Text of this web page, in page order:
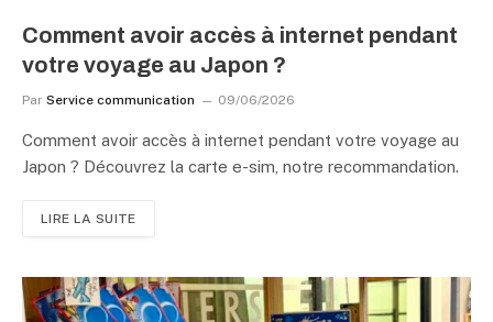
Comment avoir accès à internet pendant
votre voyage au Japon ?
Par Service communication 09/06/2026
Comment avoir accès à internet pendant votre voyage au
Japon ? Découvrez la carte e-sim, notre recommandation.
LIRE LA SUITE